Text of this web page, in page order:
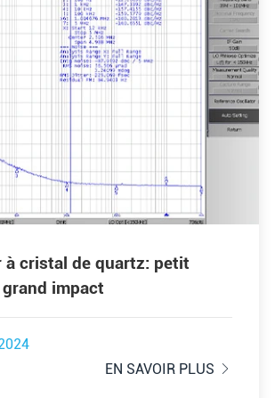
à cristal de quartz: petit
impact
EN SAVOIR PLUS
